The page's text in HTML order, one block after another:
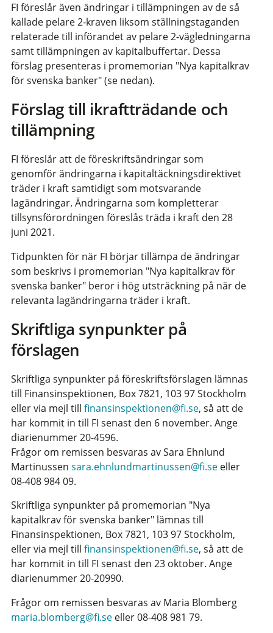
FI föreslår även ändringar i tillämpningen av de så
kallade pelare 2-kraven liksom ställningstaganden
relaterade till införandet av pelare 2-vägledningarna
samt tillämpningen av kapitalbuffertar. Dessa
förslag presenteras i promemorian "Nya kapitalkrav
för svenska banker" (se nedan).
Förslag till ikraftträdande och
tillämpning
FI föreslår att de föreskriftsändringar som
genomför ändringarna i kapitaltäckningsdirektivet
träder i kraft samtidigt som motsvarande
lagändringar. Ändringarna som kompletterar
tillsynsförordningen föreslås träda i kraft den 28
juni 2021.
Tidpunkten för när FI börjar tillämpa de ändringar
som beskrivs i promemorian "Nya kapitalkrav för
svenska banker" beror i hög utsträckning på när de
relevanta lagändringarna träder i kraft.
Skriftliga synpunkter på
förslagen
Skriftliga synpunkter på föreskriftsförslagen lämnas
till Finansinspektionen, Box 7821, 103 97 Stockholm
eller via mejl till finansinspektionen@fi.se, så att de
har kommit in till FI senast den 6 november. Ange
diarienummer 20-4596.
Frågor om remissen besvaras av Sara Ehnlund
Martinussen sara.ehnlundmartinussen@fi.se eller
08-408 984 09.
Skriftliga synpunkter på promemorian "Nya
kapitalkrav för svenska banker" lämnas till
Finansinspektionen, Box 7821, 103 97 Stockholm,
eller via mejl till finansinspektionen@fi.se, så att de
har kommit in till FI senast den 23 oktober. Ange
diarienummer 20-20990.
Frågor om remissen besvaras av Maria Blomberg
maria.blomberg@fi.se eller 08-408 981 79.